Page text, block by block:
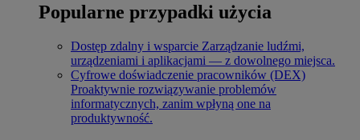
Popularne przypadki użycia
Dostęp zdalny i wsparcie Zarządzanie ludźmi,
urządzeniami i aplikacjami — z dowolnego miejsca.
Cyfrowe doświadczenie pracowników (DEX)
Proaktywnie rozwiązywanie problemów
informatycznych, zanim wpłyną one na
produktywność.